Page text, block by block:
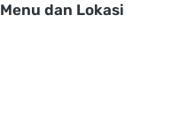
Menu dan Lokasi